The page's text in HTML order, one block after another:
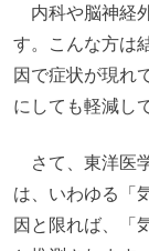
内科や脳神経
す。こんな方は
因で症状が現れ
にしても軽減し
さて、東洋医
は、いわゆる「
因と限れば、「